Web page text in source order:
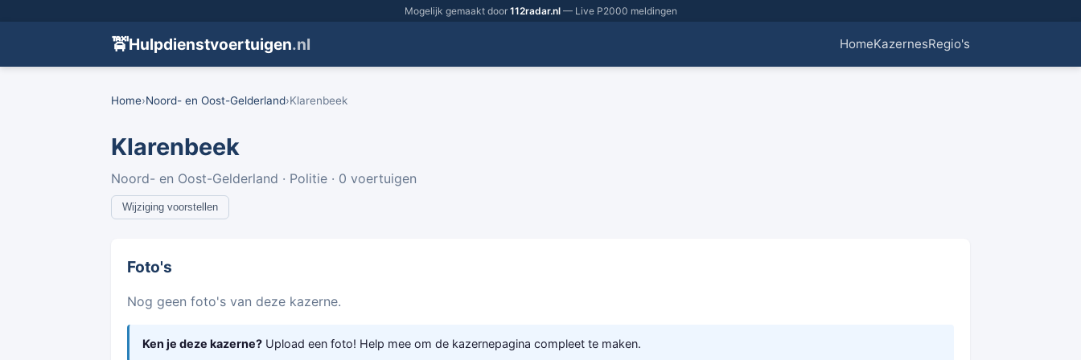
Mogelijk gemaakt door 112radar.nl— Live P2000 meldingen
🚖Hulpdienstvoertuigen.nl HomeKazernesRegio's
Home›Noord- en Oost-Gelderland›Klarenbeek
Klarenbeek
Noord- en Oost-Gelderland · Politie · 0 voertuigen
Wijziging voorstellen
Foto's
Nog geen foto's van deze kazerne.
Ken je deze kazerne? Upload een foto! Help mee om de kazernepagina compleet te maken.